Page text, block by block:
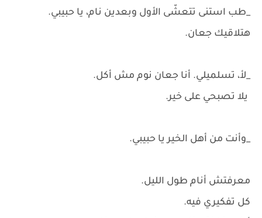
_طب استنى تتعشّى الأول وبعدين نام، يا حبيبي.
هتلاقيك جعان.
_لأ، تسلميلي. أنا جعان نوم مش أكل.
يلا تصبحي على خير.
_وأنت من أهل الخير يا حبيبي.
معرفتش أنام طول الليل.
كل تفكيري فيه.